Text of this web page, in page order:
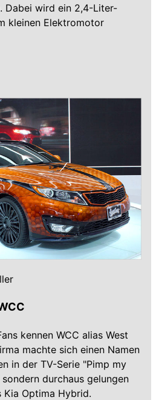
Dabei wird ein 2,4-Liter-
kleinen Elektromotor
kennen WCC alias West
machte sich einen Namen
in der TV-Serie "Pimp my
durchaus gelungen
Kia Optima Hybrid.